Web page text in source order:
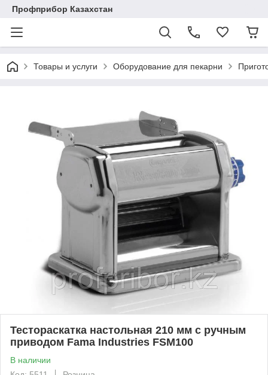
Профприбор Казахстан
Товары и услуги Оборудование для пекарни
Тестораскатка настольная 210 мм с ручным
приводом Fama Industries FSM100
В наличии